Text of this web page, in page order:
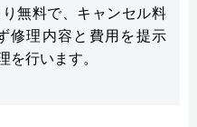
無料で、キャンセル料
修理内容と費用を提示
を行います。